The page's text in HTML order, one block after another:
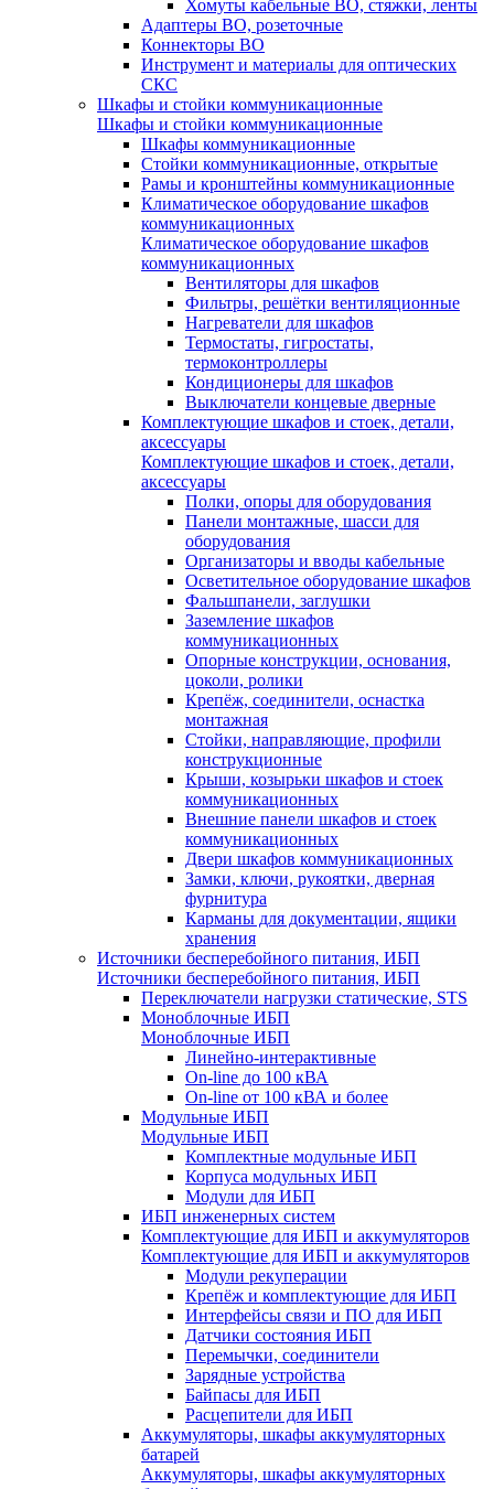
Хомуты кабельные ВО, стяжки, ленты
Адаптеры ВО, розеточные
Коннекторы ВО
Инструмент и материалы для оптических
СКС
Шкафы и стойки коммуникационные
Шкафы и стойки коммуникационные
Шкафы коммуникационные
Стойки коммуникационные, открытые
Рамы и кронштейны коммуникационные
Климатическое оборудование шкафов
коммуникационных
Климатическое оборудование шкафов
коммуникационных
Вентиляторы для шкафов
Фильтры, решётки вентиляционные
Нагреватели для шкафов
Термостаты, гигростаты,
термоконтроллеры
Кондиционеры для шкафов
Выключатели концевые дверные
Комплектующие шкафов и стоек, детали,
аксессуары
Комплектующие шкафов и стоек, детали,
аксессуары
Полки, опоры для оборудования
Панели монтажные, шасси для
оборудования
Организаторы и вводы кабельные
Осветительное оборудование шкафов
Фальшпанели, заглушки
Заземление шкафов
коммуникационных
Опорные конструкции, основания,
цоколи, ролики
Крепёж, соединители, оснастка
монтажная
Стойки, направляющие, профили
конструкционные
Крыши, козырьки шкафов и стоек
коммуникационных
Внешние панели шкафов и стоек
коммуникационных
Двери шкафов коммуникационных
Замки, ключи, рукоятки, дверная
фурнитура
Карманы для документации, ящики
хранения
Источники бесперебойного питания, ИБП
Источники бесперебойного питания, ИБП
Переключатели нагрузки статические, STS
Моноблочные ИБП
Моноблочные ИБП
Линейно-интерактивные
On-line до 100 кВА
On-line от 100 кВА и более
Модульные ИБП
Модульные ИБП
Комплектные модульные ИБП
Корпуса модульных ИБП
Модули для ИБП
ИБП инженерных систем
Комплектующие для ИБП и аккумуляторов
Комплектующие для ИБП и аккумуляторов
Модули рекуперации
Крепёж и комплектующие для ИБП
Интерфейсы связи и ПО для ИБП
Датчики состояния ИБП
Перемычки, соединители
Зарядные устройства
Байпасы для ИБП
Расцепители для ИБП
Аккумуляторы, шкафы аккумуляторных
батарей
Аккумуляторы, шкафы аккумуляторных